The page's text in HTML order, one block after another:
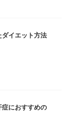
ダイエット方法
症におすすめの